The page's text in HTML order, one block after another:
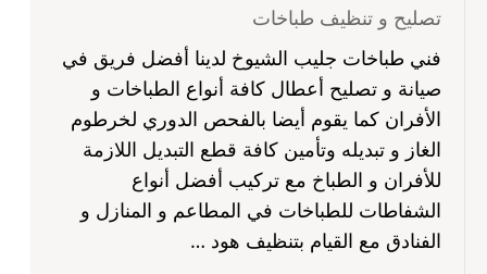
تصليح و تنظيف طباخات
فني طباخات جليب الشيوخ لدينا أفضل فريق في
صيانة و تصليح أعطال كافة أنواع الطباخات و
الأفران كما يقوم أيضا بالفحص الدوري لخرطوم
الغاز و تبديله وتأمين كافة قطع التبديل اللازمة
للأفران و الطباخ مع تركيب أفضل أنواع
الشفاطات للطباخات في المطاعم و المنازل و
الفنادق مع القيام بتنظيف هود …